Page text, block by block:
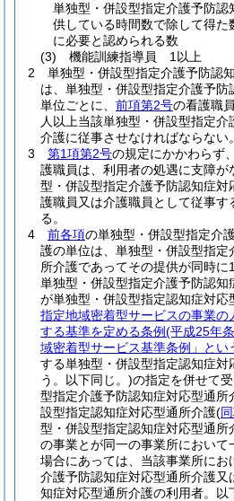
単独型・併設型指定介護予防認
供している時間数で除して得た
に必要と認められる数
(3)
機能訓練指導員 1以上
2
単独型・併設型指定介護予防認
は、単独型・併設型指定介護予
単位ごとに、 前項第2号の看護職
人以上当該単独型・併設型指定
介護に従事させなければならない。
3
第1項第2号の規定にかかわらず、
護職員は、利用者の処遇に支障が
型・併設型指定介護予防認知症
護職員又は介護職員として従事す
る。
4
前各項の単独型・併設型指定介
護の単位は、単独型・併設型指定
所介護であってその提供が同時に
単独型・併設型指定介護予防認
が単独型・併設型指定認知症対応
指定地域密着型サービスの事業の
する基準を定める条例(平成25年
域密着型サービス基準条例」とい
する単独型・併設型指定認知症
う。以下同じ。)の指定を併せて
型指定介護予防認知症対応型通
設型指定認知症対応型通所介護(
型・併設型指定認知症対応型通所
の事業とが同一の事業所において
場合にあっては、当該事業所にお
介護予防認知症対応型通所介護
知症対応型通所介護の利用者。以